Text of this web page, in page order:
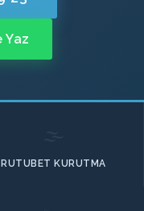
Yaz
RUTUBET KURUTMA